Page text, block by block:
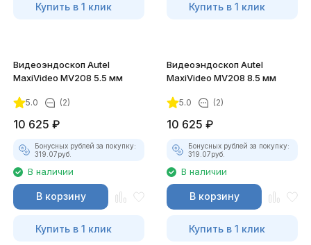
Купить в 1 клик Купить в 1 клик
Видеоэндоскоп Autel
MaxiVideo MV208 5.5 мм
5.0 (2)
10 625 ₽
Бонусных рублей за покупку:
319.07руб.
В наличии
В корзину
Купить в 1 клик
Видеоэндоскоп Autel
MaxiVideo MV208 8.5 мм
5.0 (2)
10 625 ₽
Бонусных рублей за покупку:
319.07руб.
В наличии
В корзину
Купить в 1 клик